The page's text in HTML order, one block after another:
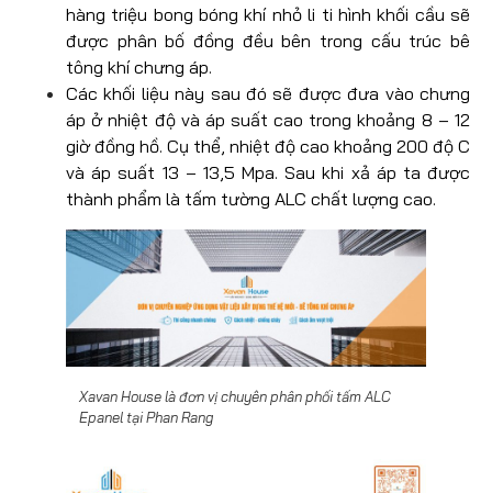
hàng triệu bong bóng khí nhỏ li ti hình khối cầu sẽ
được phân bố đồng đều bên trong cấu trúc bê
tông khí chưng áp.
Các khối liệu này sau đó sẽ được đưa vào chưng
áp ở nhiệt độ và áp suất cao trong khoảng 8 – 12
giờ đồng hồ. Cụ thể, nhiệt độ cao khoảng 200 độ C
và áp suất 13 – 13,5 Mpa. Sau khi xả áp ta được
thành phẩm là tấm tường ALC chất lượng cao.
Xavan House là đơn vị chuyên phân phối tấm ALC
Epanel tại Phan Rang